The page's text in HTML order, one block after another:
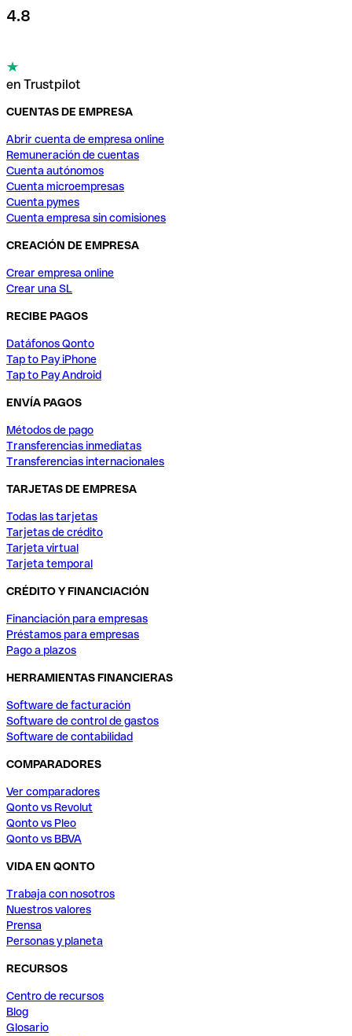
4.8
en Trustpilot
CUENTAS DE EMPRESA
Abrir cuenta de empresa online
Remuneración de cuentas
Cuenta autónomos
Cuenta microempresas
Cuenta pymes
Cuenta empresa sin comisiones
CREACIÓN DE EMPRESA
Crear empresa online
Crear una SL
RECIBE PAGOS
Datáfonos Qonto
Tap to Pay iPhone
Tap to Pay Android
ENVÍA PAGOS
Métodos de pago
Transferencias inmediatas
Transferencias internacionales
TARJETAS DE EMPRESA
Todas las tarjetas
Tarjetas de crédito
Tarjeta virtual
Tarjeta temporal
CRÉDITO Y FINANCIACIÓN
Financiación para empresas
Préstamos para empresas
Pago a plazos
HERRAMIENTAS FINANCIERAS
Software de facturación
Software de control de gastos
Software de contabilidad
COMPARADORES
Ver comparadores
Qonto vs Revolut
Qonto vs Pleo
Qonto vs BBVA
VIDA EN QONTO
Trabaja con nosotros
Nuestros valores
Prensa
Personas y planeta
RECURSOS
Centro de recursos
Blog
Glosario